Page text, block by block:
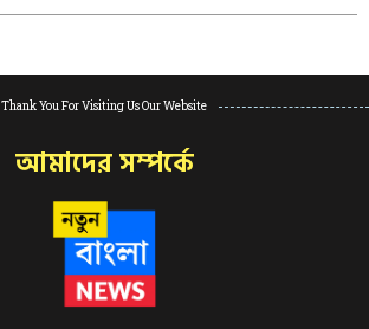
Thank You For Visiting Us Our Website
আমাদের সম্পর্কে